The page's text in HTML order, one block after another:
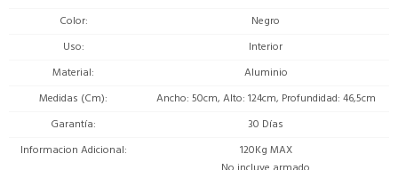
Color
Negro
Uso
Interior
Material
Aluminio
Medidas (Cm)
Ancho: 50cm, Alto: 124cm, Profundidad: 46,5cm
Garantía
30 Días
Informacion Adicional
120Kg MAX